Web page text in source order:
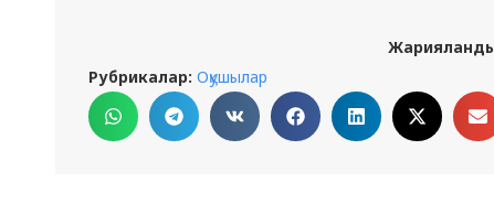
Рубрикалар: Оқушылар